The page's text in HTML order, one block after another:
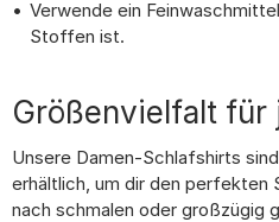
Verwende ein
Stoffen ist.
Größenvielfalt für
Unsere Damen-Schlafshirts
erhältlich, um dir den perfekten
nach schmalen oder großzügig